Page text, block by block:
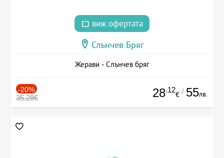
виж офертата
Слънчев Бряг
Жерави - Слънчев бряг
-20%
35.28€ 28.12
€ / 55лв.